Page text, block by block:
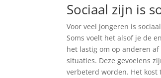
Sociaal zijn is
Voor veel jongeren is
Soms voelt het alsof je de
het lastig om op anderen
situaties. Deze gevoelens
verbeterd worden. Het